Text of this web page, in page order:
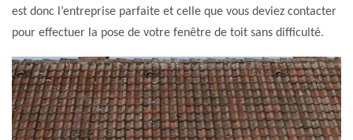
est donc l’entreprise parfaite et celle que vous deviez contacter
pour effectuer la pose de votre fenêtre de toit sans difficulté.